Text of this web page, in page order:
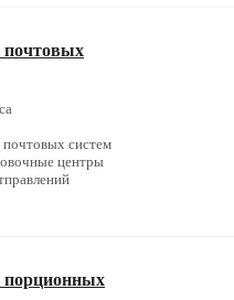
почтовых
почтовых систем
центры
порционных